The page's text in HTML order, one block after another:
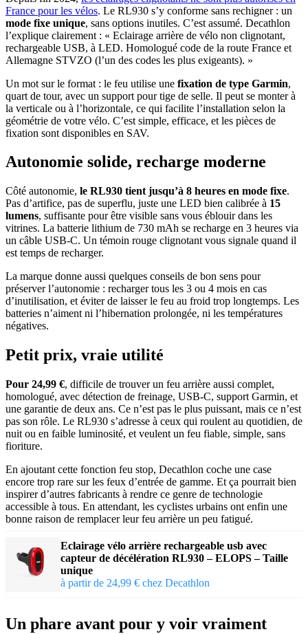
France pour les vélos. Le RL930 s’y conforme sans rechigner : un
mode fixe unique, sans options inutiles. C’est assumé. Decathlon
l’explique clairement : « Eclairage arrière de vélo non clignotant,
rechargeable USB, à LED. Homologué code de la route France et
Allemagne STVZO (l’un des codes les plus exigeants). »
Un mot sur le format : le feu utilise une fixation de type Garmin,
quart de tour, avec un support pour tige de selle. Il peut se monter à
la verticale ou à l’horizontale, ce qui facilite l’installation selon la
géométrie de votre vélo. C’est simple, efficace, et les pièces de
fixation sont disponibles en SAV.
Autonomie solide, recharge moderne
Côté autonomie, le RL930 tient jusqu’à 8 heures en mode fixe.
Pas d’artifice, pas de superflu, juste une LED bien calibrée à 15
lumens, suffisante pour être visible sans vous éblouir dans les
vitrines. La batterie lithium de 730 mAh se recharge en 3 heures via
un câble USB-C. Un témoin rouge clignotant vous signale quand il
est temps de recharger.
La marque donne aussi quelques conseils de bon sens pour
préserver l’autonomie : recharger tous les 3 ou 4 mois en cas
d’inutilisation, et éviter de laisser le feu au froid trop longtemps. Les
batteries n’aiment ni l’hibernation prolongée, ni les températures
négatives.
Petit prix, vraie utilité
Pour 24,99 €, difficile de trouver un feu arrière aussi complet,
homologué, avec détection de freinage, USB-C, support Garmin, et
une garantie de deux ans. Ce n’est pas le plus puissant, mais ce n’est
pas son rôle. Le RL930 s’adresse à ceux qui roulent au quotidien, de
nuit ou en faible luminosité, et veulent un feu fiable, simple, sans
fioriture.
En ajoutant cette fonction feu stop, Decathlon coche une case
encore trop rare sur les feux d’entrée de gamme. Et ça pourrait bien
inspirer d’autres fabricants à rendre ce genre de technologie
accessible à tous. En attendant, les cyclistes urbains ont enfin une
bonne raison de remplacer leur feu arrière un peu fatigué.
Eclairage vélo arrière rechargeable usb avec
capteur de décélération RL930 – ELOPS – Taille
unique
à partir de 24,99 € chez Decathlon
Un phare avant pour y voir vraiment